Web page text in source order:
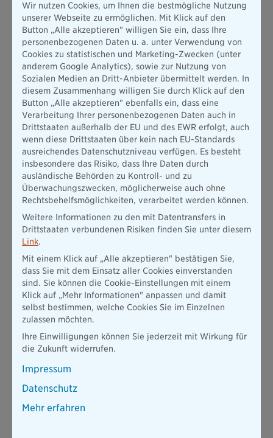
Millimeter. Damit Autofahrer noch sicher – bei egal welchen
Temperaturen – unterwegs sind, sollte die Profiltiefe nicht
unter drei, bei Sommerreifen nicht unter vier Millimetern
liegen. Um den Reifen noch eine Weile benutzen zu können,
empfehlen wir Ihnen eine Profiltiefe von mindestens fünf
Millimetern beim Gebrauchtkauf.
Das Alterder Reifen spielt ebenfalls eine wichtige Rolle.
Denn je höher die Lebensdauer, desto härter das Material.
Die Folge: Der Pneu kann auf der Straße nicht mehr richtig
haften. Das kann besonders auf Straßen mit Eis und Schnee
gefährlich werden. Der wiederverwendete Satz Reifen
sollte deshalb nicht älter als drei Jahre sein. Übrigens: Wie
viele Jahre die Reifen schon auf dem Buckel haben, zeigt
die DOT-Nummer auf der Reifenflanke. Diese besteht aus
drei Blöcken mit jeweils vier Zeichen. Das
Herstellungsdatum verrät der letzte Block. Dabei zeigen die
Ziffern das Jahr der Herstellung an.
Die Lagerung
Eine trockene, kühle und dunkle Aufbewahrung der Reifen
ist dabei optimal und spricht für einen Kauf. Ist das nicht
der Fall, leidet der Zustand der Reifen erheblich, Schäden
sind möglich. Das bedeutet dann: Finger weg von den
gebrauchten Rädern!
Ob es nun der Onlinekauf, die Reifen aus dem lokalen Handel
oder auch ein Second-Hand-Schnäppchen wird – immer gilt:
Preise vergleichen nicht vergessen!
Zwar erfordert der Reifenkauf dann (noch) mehr Aufwand,
kaufen Sie nicht gleich den erstbesten Reifensatz, entdecken
Sie mit etwas Glück und Geduld echte Schnäppchen – online,
Wir nutzen Cookies, um Ihnen die bestmögliche Nutzung
unserer Webseite zu ermöglichen. Mit Klick auf den
Button „Alle akzeptieren" willigen Sie ein, dass Ihre
personenbezogenen Daten u. a. unter Verwendung von
Cookies zu statistischen und Marketing-Zwecken (unter
anderem Google Analytics), sowie zur Nutzung von
Sozialen Medien an Dritt-Anbieter übermittelt werden. In
diesem Zusammenhang willigen Sie durch Klick auf den
Button „Alle akzeptieren" ebenfalls ein, dass eine
Verarbeitung Ihrer personenbezogenen Daten auch in
Drittstaaten außerhalb der EU und des EWR erfolgt, auch
wenn diese Drittstaaten über kein nach EU-Standards
ausreichendes Datenschutzniveau verfügen. Es besteht
insbesondere das Risiko, dass Ihre Daten durch
ausländische Behörden zu Kontroll- und zu
Überwachungszwecken, möglicherweise auch ohne
Rechtsbehelfsmöglichkeiten, verarbeitet werden können.
Weitere Informationen zu den mit Datentransfers in
Drittstaaten verbundenen Risiken finden Sie unter diesem
Link.
Mit einem Klick auf „Alle akzeptieren" bestätigen Sie,
dass Sie mit dem Einsatz aller Cookies einverstanden
sind. Sie können die Cookie-Einstellungen mit einem
Klick auf „Mehr Informationen" anpassen und damit
selbst bestimmen, welche Cookies Sie im Einzelnen
zulassen möchten.
Ihre Einwilligungen können Sie jederzeit mit Wirkung für
die Zukunft widerrufen.
Impressum
Datenschutz
Mehr erfahren